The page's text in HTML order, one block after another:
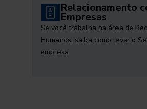
Relacionamento
Empresas
Se você trabalha na área de
Humanos, saiba como levar o
empresa